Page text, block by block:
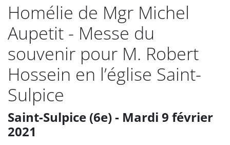
Homélie de Mgr Michel
Aupetit - Messe du
souvenir pour M. Robert
Hossein en l’église Saint-
Sulpice
Saint-Sulpice (6e) - Mardi 9 février
2021